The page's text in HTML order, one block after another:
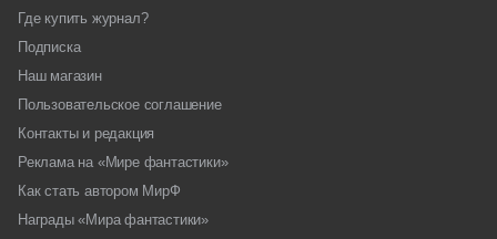
Где купить журнал?
Подписка
Наш магазин
Пользовательское соглашение
Контакты и редакция
Реклама на «Мире фантастики»
Как стать автором МирФ
Награды «Мира фантастики»